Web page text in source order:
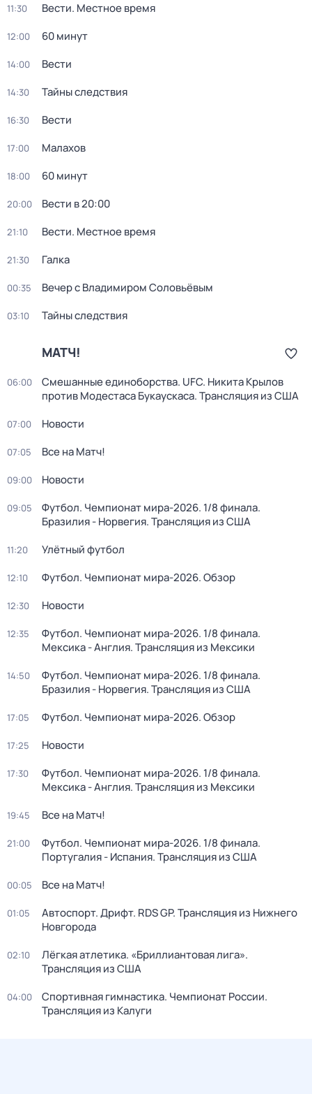
11:30 Вести. Местное время
12:00 60 минут
14:00 Вести
14:30 Тайны следствия
16:30 Вести
17:00 Малахов
18:00 60 минут
20:00 Вести в 20:00
21:10 Вести. Местное время
21:30 Галка
00:35 Вечер с Владимиром Соловьёвым
03:10 Тайны следствия
МАТЧ!
06:00
Смешанные единоборства. UFC. Никита Крылов
против Модестаса Букаускаса. Трансляция из США
07:00 Новости
07:05 Все на Матч!
09:00 Новости
09:05
Футбол. Чемпионат мира-2026. 1/8 финала.
Бразилия - Норвегия. Трансляция из США
11:20 Улётный футбол
12:10 Футбол. Чемпионат мира-2026. Обзор
12:30 Новости
12:35
Футбол. Чемпионат мира-2026. 1/8 финала.
Мексика - Англия. Трансляция из Мексики
14:50
Футбол. Чемпионат мира-2026. 1/8 финала.
Бразилия - Норвегия. Трансляция из США
17:05 Футбол. Чемпионат мира-2026. Обзор
17:25 Новости
17:30
Футбол. Чемпионат мира-2026. 1/8 финала.
Мексика - Англия. Трансляция из Мексики
19:45 Все на Матч!
21:00
Футбол. Чемпионат мира-2026. 1/8 финала.
Португалия - Испания. Трансляция из США
00:05 Все на Матч!
01:05
Автоспорт. Дрифт. RDS GP. Трансляция из Нижнего
Новгорода
02:10
Лёгкая атлетика. «Бриллиантовая лига».
Трансляция из США
04:00
Спортивная гимнастика. Чемпионат России.
Трансляция из Калуги